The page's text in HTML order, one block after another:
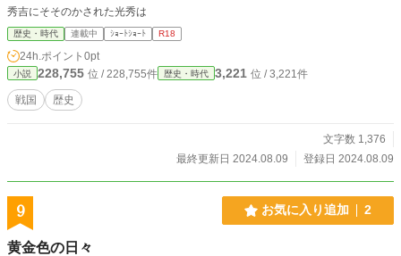
秀吉にそそのかされた光秀は
歴史・時代 連載中 ｼｮｰﾄｼｮｰﾄ R18
24h.ポイント 0pt
小説 228,755 位 / 228,755件 歴史・時代 3,221 位 / 3,221件
戦国 歴史
文字数 1,376
最終更新日 2024.08.09
登録日 2024.08.09
9 お気に入り追加 2
黄金色の日々